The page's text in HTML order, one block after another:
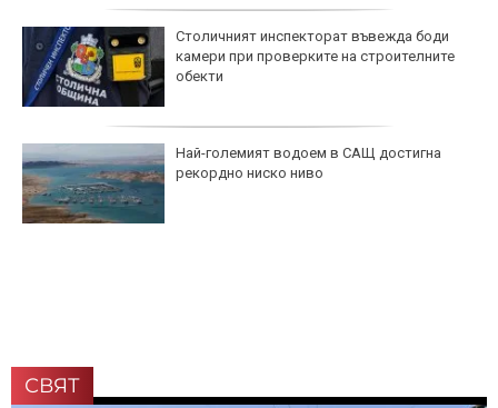
Столичният инспекторат въвежда боди
камери при проверките на строителните
обекти
Най-големият водоем в САЩ достигна
рекордно ниско ниво
СВЯТ